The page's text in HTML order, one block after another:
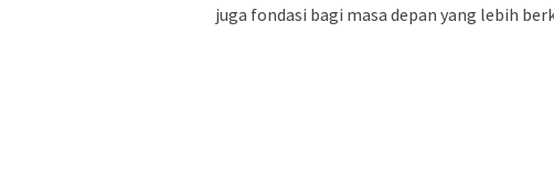
juga fondasi bagi masa depan yang lebih